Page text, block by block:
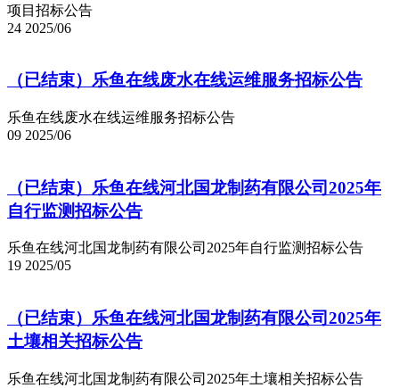
项目招标公告
24 2025/06
（已结束）乐鱼在线废水在线运维服务招标公告
乐鱼在线废水在线运维服务招标公告
09 2025/06
（已结束）乐鱼在线河北国龙制药有限公司2025年
自行监测招标公告
乐鱼在线河北国龙制药有限公司2025年自行监测招标公告
19 2025/05
（已结束）乐鱼在线河北国龙制药有限公司2025年
土壤相关招标公告
乐鱼在线河北国龙制药有限公司2025年土壤相关招标公告